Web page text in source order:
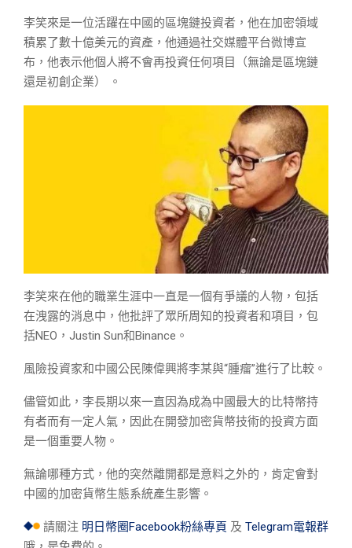
李笑來是一位活躍在中國的區塊鏈投資者，他在加密領域
積累了數十億美元的資產，他通過社交媒體平台微博宣
布，他表示他個人將不會再投資任何項目（無論是區塊鏈
還是初創企業） 。
李笑來在他的職業生涯中一直是一個有爭議的人物，包括
在洩露的消息中，他批評了眾所周知的投資者和項目，包
括NEO，Justin Sun和Binance。
風險投資家和中國公民陳偉興將李某與“腫瘤”進行了比較。
儘管如此，李長期以來一直因為成為中國最大的比特幣持
有者而有一定人氣，因此在開發加密貨幣技術的投資方面
是一個重要人物。
無論哪種方式，他的突然離開都是意料之外的，肯定會對
中國的加密貨幣生態系統產生影響。
請關注 明日幣圈Facebook粉絲專頁 及 Telegram電報群